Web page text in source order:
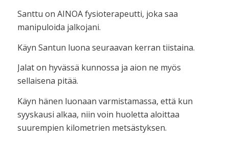
Santtu on AINOA fysioterapeutti, joka saa
manipuloida jalkojani.
Käyn Santun luona seuraavan kerran tiistaina.
Jalat on hyvässä kunnossa ja aion ne myös
sellaisena pitää.
Käyn hänen luonaan varmistamassa, että kun
syyskausi alkaa, niin voin huoletta aloittaa
suurempien kilometrien metsästyksen.